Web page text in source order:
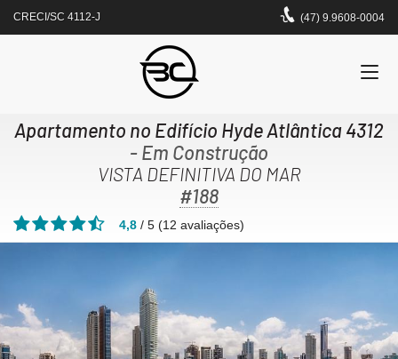
CRECI/SC 4112-J (47) 9.9608-0004
Apartamento no Edifício Hyde Atlântica 4312
- Em Construção
VISTA DEFINITIVA DO MAR
#188
4,8 / 5 (12 avaliações)